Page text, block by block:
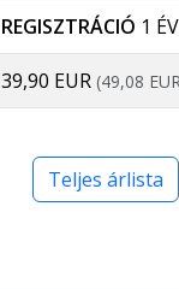
REGISZTRÁCIÓ 1
39,90 EUR (49,08
Teljes árlista